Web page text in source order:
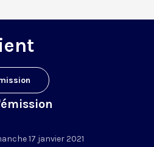
17 janvier 2021